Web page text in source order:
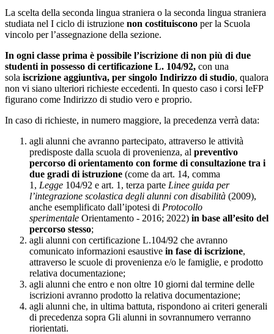
La scelta della seconda lingua straniera o la seconda lingua straniera
studiata nel I ciclo di istruzione non costituiscono per la Scuola
vincolo per l’assegnazione della sezione.
In ogni classe prima è possibile l’iscrizione di non più di due
studenti in possesso di certificazione L. 104/92, con una
sola iscrizione aggiuntiva, per singolo Indirizzo di studio, qualora
non vi siano ulteriori richieste eccedenti. In questo caso i corsi IeFP
figurano come Indirizzo di studio vero e proprio.
In caso di richieste, in numero maggiore, la precedenza verrà data:
agli alunni che avranno partecipato, attraverso le attività
predisposte dalla scuola di provenienza, al preventivo
percorso di orientamento con forme di consultazione tra i
due gradi di istruzione (come da art. 14, comma
1, Legge 104/92 e art. 1, terza parte Linee guida per
l’integrazione scolastica degli alunni con disabilità (2009),
anche esemplificato dall’ipotesi di Protocollo
sperimentale Orientamento - 2016; 2022) in base all’esito del
percorso stesso;
agli alunni con certificazione L.104/92 che avranno
comunicato informazioni esaustive in fase di iscrizione,
attraverso le scuole di provenienza e/o le famiglie, e prodotto
relativa documentazione;
agli alunni che entro e non oltre 10 giorni dal termine delle
iscrizioni avranno prodotto la relativa documentazione;
agli alunni che, in ultima battuta, rispondono ai criteri generali
di precedenza sopra Gli alunni in sovrannumero verranno
riorientati.